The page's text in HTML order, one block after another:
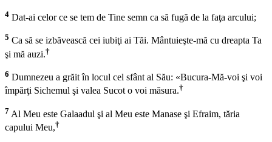
4 Dat-ai celor ce se tem de Tine semn ca să fugă de la faţa arcului;
5 Ca să se izbăvească cei iubiţi ai Tăi. Mântuieşte-mă cu dreapta Ta
şi mă auzi.†
6 Dumnezeu a grăit în locul cel sfânt al Său: «Bucura-Mă-voi şi voi
împărţi Sichemul şi valea Sucot o voi măsura.†
7 Al Meu este Galaadul şi al Meu este Manase şi Efraim, tăria
capului Meu,†